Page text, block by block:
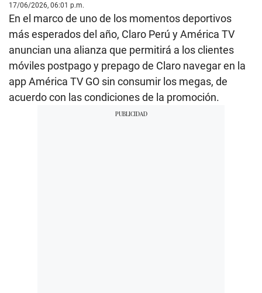
17/06/2026, 06:01 p.m.
En el marco de uno de los momentos deportivos
más esperados del año, Claro Perú y América TV
anuncian una alianza que permitirá a los clientes
móviles postpago y prepago de Claro navegar en la
app América TV GO sin consumir los megas, de
acuerdo con las condiciones de la promoción.